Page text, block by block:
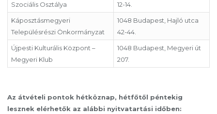
Szociális Osztálya
12-14.
Káposztásmegyeri
Településrészi Önkormányzat
1048 Budapest, Hajló utca
42-44.
Újpesti Kulturális Központ –
Megyeri Klub
1048 Budapest, Megyeri út
207.
Az átvételi pontok hétköznap, hétfőtől péntekig
lesznek elérhetők az alábbi nyitvatartási időben: